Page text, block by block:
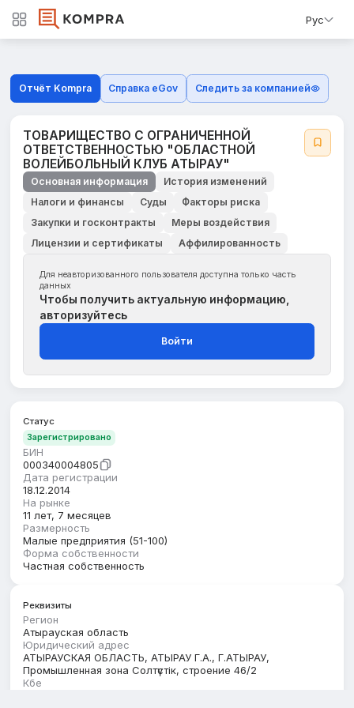
Рус
Отчёт Kompra Справка eGov Следить за компанией
ТОВАРИЩЕСТВО С ОГРАНИЧЕННОЙ
ОТВЕТСТВЕННОСТЬЮ "ОБЛАСТНОЙ
ВОЛЕЙБОЛЬНЫЙ КЛУБ АТЫРАУ"
Основная информация
История изменений
Налоги и финансы
Суды
Факторы риска
Закупки и госконтракты
Меры воздействия
Лицензии и сертификаты
Аффилированность
Для неавторизованного пользователя доступна только часть
данных
Чтобы получить актуальную информацию,
авторизуйтесь
Войти
Статус
Зарегистрировано
БИН
000340004805
Дата регистрации
18.12.2014
На рынке
11 лет, 7 месяцев
Размерность
Малые предприятия (51-100)
Форма собственности
Частная собственность
Реквизиты
Регион
Атырауская область
Юридический адрес
АТЫРАУСКАЯ ОБЛАСТЬ, АТЫРАУ Г.А., Г.АТЫРАУ,
Промышленная зона Солтүстік, строение 46/2
Кбе